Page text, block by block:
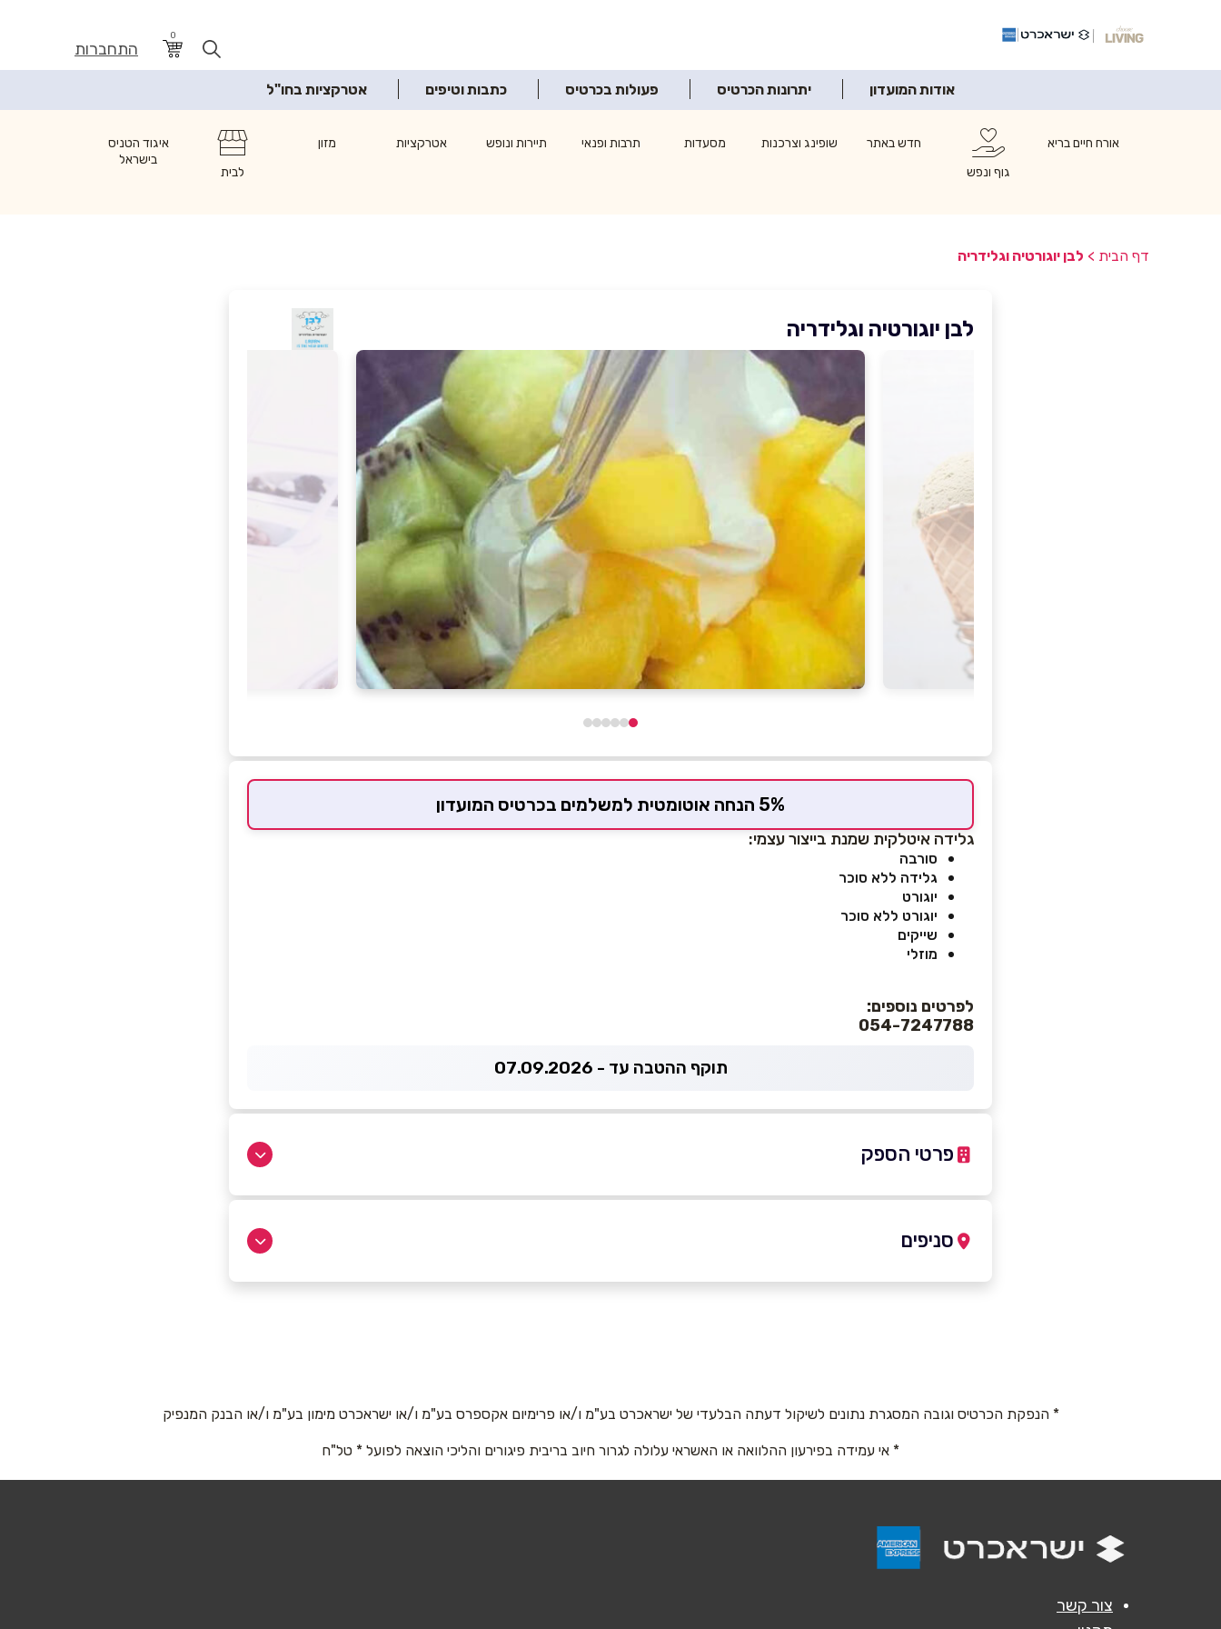
0
התחברות
אודות המועדון יתרונות הכרטיס פעולות בכרטיס כתבות וטיפים אטרקציות בחו"ל
אורח חיים בריא
גוף ונפש
חדש באתר שופינג וצרכנות מסעדות תרבות ופנאי תיירות ונופש אטרקציות
מזון
לבית
איגוד הטניס
בישראל
דף הבית > לבן יוגורטיה וגלידריה
לבן יוגורטיה וגלידריה
5% הנחה אוטומטית למשלמים בכרטיס המועדון
גלידה איטלקית שמנת בייצור עצמי:
סורבה
גלידה ללא סוכר
יוגורט
יוגורט ללא סוכר
שייקים
מוזלי
לפרטים נוספים:
054-7247788
תוקף ההטבה עד - 07.09.2026
פרטי הספק
נושא*
אנא חזרו אלי בקשר ל...
סניפים
* הנפקת הכרטיס וגובה המסגרת נתונים לשיקול דעתה הבלעדי של ישראכרט בע"מ ו/או פרימיום אקספרס בע"מ ו/או ישראכרט מימון בע"מ ו/או הבנק המנפיק
* אי עמידה בפירעון ההלוואה או האשראי עלולה לגרור חיוב בריבית פיגורים והליכי הוצאה לפועל * טל"ח
צור קשר